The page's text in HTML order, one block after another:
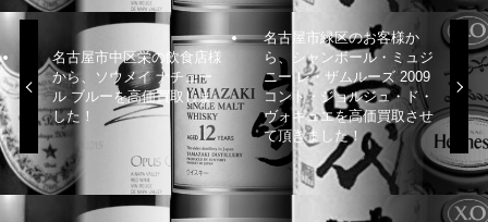
名古屋市中区栄の飲食店様
から、ソウメイ ナチュー
ル ブルーを高価買取しま
した！
名古屋市緑区のお客様か
ら、シャンボール・ミュジ
ニー レ・ザムルーズ 2009
コント・ジョルジュ・ド・
ヴォギュエを高価買取させ
て頂きました！